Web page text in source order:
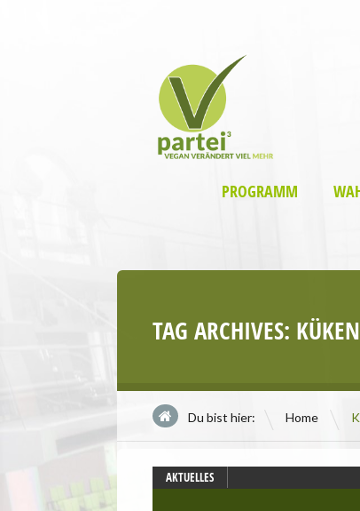
PROGRAMM
TAG ARCHIVES:
Du bist hier: Home \
AKTUELLES